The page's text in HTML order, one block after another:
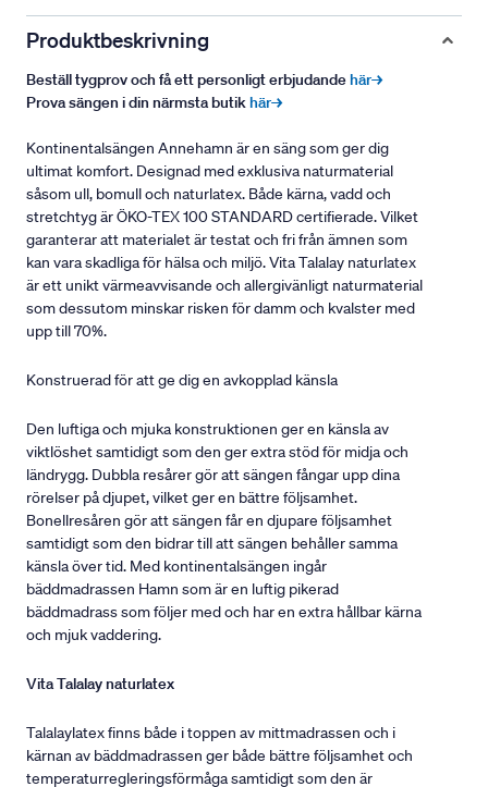
Produktbeskrivning
Beställ tygprov och få ett personligt erbjudandehär→
Prova sängen i din närmsta butikhär→
Kontinentalsängen Annehamn är en säng som ger dig
ultimat komfort. Designad med exklusiva naturmaterial
såsom ull, bomull och naturlatex. Både kärna, vadd och
stretchtyg är ÖKO-TEX 100 STANDARD certifierade. Vilket
garanterar att materialet är testat och fri från ämnen som
kan vara skadliga för hälsa och miljö. Vita Talalay naturlatex
är ett unikt värmeavvisande och allergivänligt naturmaterial
som dessutom minskar risken för damm och kvalster med
upp till 70%.
Konstruerad för att ge dig en avkopplad känsla
Den luftiga och mjuka konstruktionen ger en känsla av
viktlöshet samtidigt som den ger extra stöd för midja och
ländrygg. Dubbla resårer gör att sängen fångar upp dina
rörelser på djupet, vilket ger en bättre följsamhet.
Bonellresåren gör att sängen får en djupare följsamhet
samtidigt som den bidrar till att sängen behåller samma
känsla över tid. Med kontinentalsängen ingår
bäddmadrassen Hamn som är en luftig pikerad
bäddmadrass som följer med och har en extra hållbar kärna
och mjuk vaddering.
Vita Talalay naturlatex
Talalaylatex finns både i toppen av mittmadrassen och i
kärnan av bäddmadrassen ger både bättre följsamhet och
temperaturregleringsförmåga samtidigt som den är